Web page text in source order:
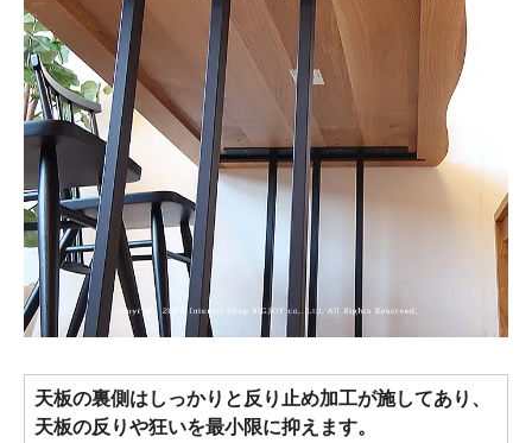
天板の裏側はしっかりと反り止め加工が施してあり、
天板の反りや狂いを最小限に抑えます。